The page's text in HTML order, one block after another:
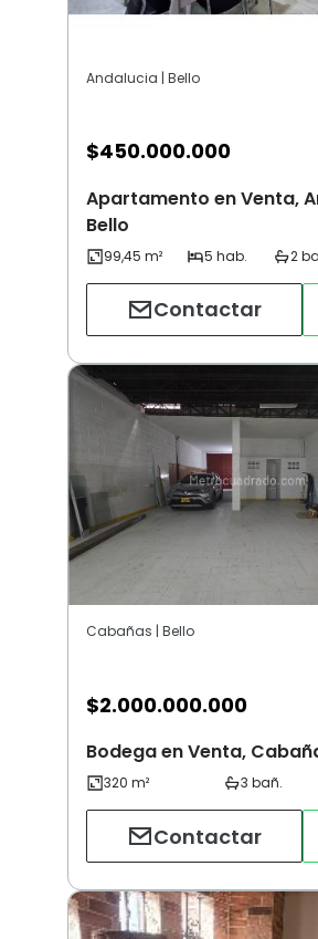
Andalucia | Bello
$450.000.000
Apartamento en Venta,
Bello
Contactar
Cabañas | Bello
$2.000.000.000
Bodega en Venta,
Contactar